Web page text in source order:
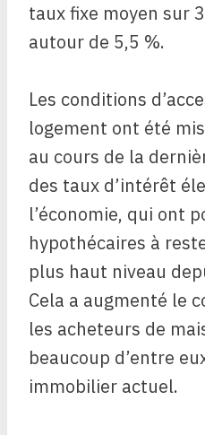
taux fixe moyen sur
autour de 5,5 %.
Les conditions
logement ont été
au cours de la
des taux d’intérêt
l’économie, qui ont
hypothécaires à
plus haut niveau
Cela a augmenté le
les acheteurs de
beaucoup d’entre
immobilier actuel.